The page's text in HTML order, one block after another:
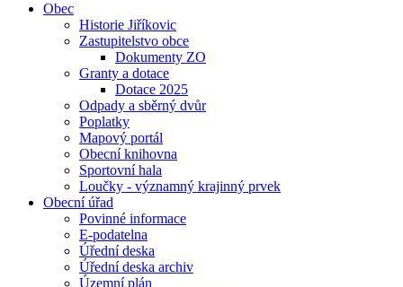
Obec
Historie Jiříkovic
Zastupitelstvo obce
Dokumenty ZO
Granty a dotace
Dotace 2025
Odpady a sběrný dvůr
Poplatky
Mapový portál
Obecní knihovna
Sportovní hala
Loučky - významný krajinný prvek
Obecní úřad
Povinné informace
E-podatelna
Úřední deska
Úřední deska archiv
Územní plán